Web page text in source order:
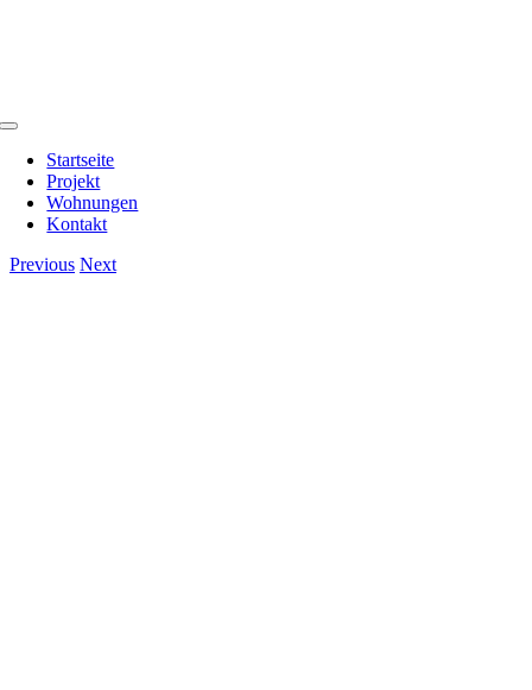
Toggle
NavigationStartseite
Projekt
Wohnungen
Kontakt
Previous Next